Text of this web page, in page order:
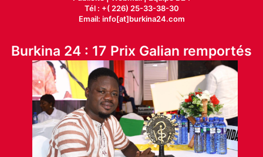
Tél : +( 226) 25-33-38-30
Email: info[at]burkina24.com
Burkina 24 : 17 Prix Galian remportés